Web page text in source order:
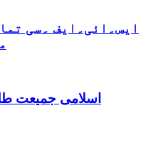
ایس۔ائی۔ایف ۔سی
اسلامی جمیعت